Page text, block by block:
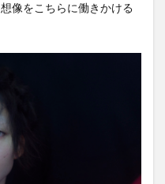
像をこちらに働きかける